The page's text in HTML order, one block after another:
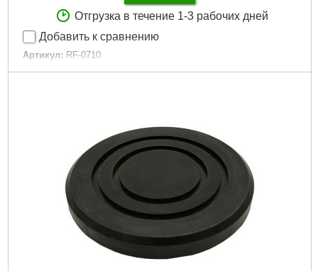
Отгрузка в течение 1-3 рабочих дней
Добавить к сравнению
Артикул: RF-0710
Код товара: 30.48.48
Подробнее...